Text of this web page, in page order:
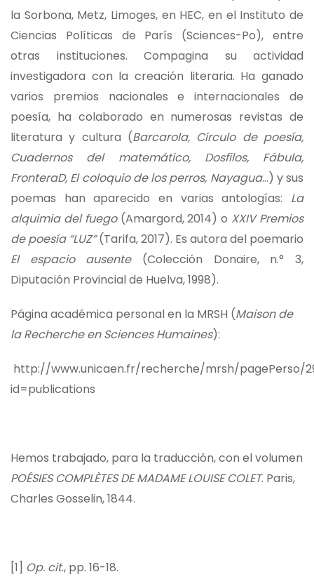
la Sorbona, Metz, Limoges, en HEC, en el Instituto de
Ciencias Políticas de París (Sciences-Po), entre
otras instituciones. Compagina su actividad
investigadora con la creación literaria. Ha ganado
varios premios nacionales e internacionales de
poesía, ha colaborado en numerosas revistas de
literatura y cultura (Barcarola, Círculo de poesía,
Cuadernos del matemático, Dosfilos, Fábula,
FronteraD, El coloquio de los perros, Nayagua…) y sus
poemas han aparecido en varias antologías: La
alquimia del fuego(Amargord, 2014) o XXIV Premios
de poesía “LUZ”(Tarifa, 2017). Es autora del poemario
El espacio ausente(Colección Donaire, n.° 3,
Diputación Provincial de Huelva, 1998).
Página académica personal en la MRSH (Maison de
la Recherche en Sciences Humaines):
http://www.unicaen.fr/recherche/mrsh/pagePerso/
id=publications
Hemos trabajado, para la traducción, con el volumen
POÉSIES COMPLÈTES DE MADAME LOUISE COLET. Paris,
Charles Gosselin, 1844.
[1] Op. cit., pp. 16-18.